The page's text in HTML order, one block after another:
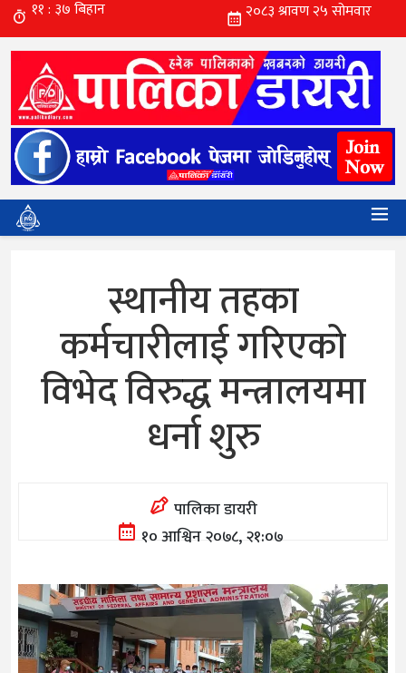
स्थानीय तहका
कर्मचारीलाई गरिएको
विभेद विरुद्ध मन्त्रालयमा
धर्ना शुरु
पालिका डायरी
१० आश्विन २०७८, २१:०७